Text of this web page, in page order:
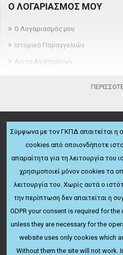
Ο ΛΟΓΑΡΙΑΣΜΌΣ ΜΟΥ
Ο Λογαριασμός μου
Ιστορικό Παραγγελιών
Λίστα Αγαπημένων
Σχετικά
Όροι παραγγελίας και παράδοσης
Πολιτική ακύρωσης & επιστροφών
Όροι χρήσης
Πολιτική Απορρήτου
ΠΕΡΙΣΣΌΤΕΡΑ
Ευρετήριο Κατασκευαστών
Χάρτης Ιστότοπου
ΔΩΡΕΆΝ ΜΕΤΑΦΟΡΙΚΆ
Για παραγγελίες άνω των 50€
ΕΚΠΤΏΣΕΙΣ ΤΑΚΤΙΚΏΝ
Μέχρι 25% έκπτωση
Σύμφωνα με τον ΓΚΠΔ απαιτείται η
cookies από οποιονδήποτε
απαραίτητα για τη λειτουργία του
χρησιμοποιεί μόνον cookies τα
λειτουργία του. Χωρίς αυτά ο
την περίπτωση δεν απαιτείται η
GDPR your consent is required for
unless they are necessary for the
website uses only cookies which
Without them the site will not work.